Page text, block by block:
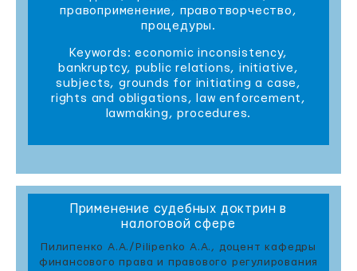
правоприменение, правотворчество,
процедуры.
Keywords: economic inconsistency,
bankruptcy, public relations, initiative,
subjects, grounds for initiating a case,
rights and obligations, law enforcement,
lawmaking, procedures.
Применение судебных доктрин в
налоговой сфере
Пилипенко А.А./Pilipenko A.A., доцент кафедры
финансового права и правового регулирования